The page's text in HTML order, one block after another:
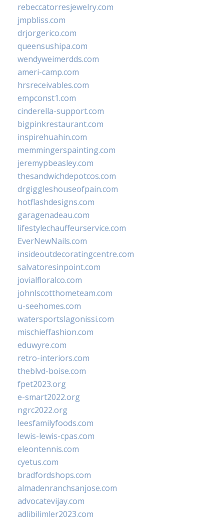
rebeccatorresjewelry.com
jmpbliss.com
drjorgerico.com
queensushipa.com
wendyweimerdds.com
ameri-camp.com
hrsreceivables.com
empconst1.com
cinderella-support.com
bigpinkrestaurant.com
inspirehuahin.com
memmingerspainting.com
jeremypbeasley.com
thesandwichdepotcos.com
drgiggleshouseofpain.com
hotflashdesigns.com
garagenadeau.com
lifestylechauffeurservice.com
EverNewNails.com
insideoutdecoratingcentre.com
salvatoresinpoint.com
jovialfloralco.com
johnlscotthometeam.com
u-seehomes.com
watersportslagonissi.com
mischieffashion.com
eduwyre.com
retro-interiors.com
theblvd-boise.com
fpet2023.org
e-smart2022.org
ngrc2022.org
leesfamilyfoods.com
lewis-lewis-cpas.com
eleontennis.com
cyetus.com
bradfordshops.com
almadenranchsanjose.com
advocatevijay.com
adlibilimler2023.com